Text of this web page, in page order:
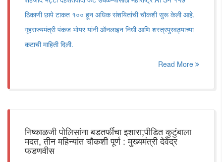
ठिकाणी छापे टाकत १०० हून अधिक संशयितांची चौकशी सुरू केली आहे.
गृहराज्यमंत्री पंकज भोयर यांनी ऑनलाइन निधी आणि शस्त्रपुरवठ्याच्या
कटाची माहिती दिली.
Read More
निष्काळजी पोलिसांना बडतर्फीचा इशारा;पीडित कुटुंबाला
मदत, तीन महिन्यांत चौकशी पूर्ण : मुख्यमंत्री देवेंद्र
फडणवीस